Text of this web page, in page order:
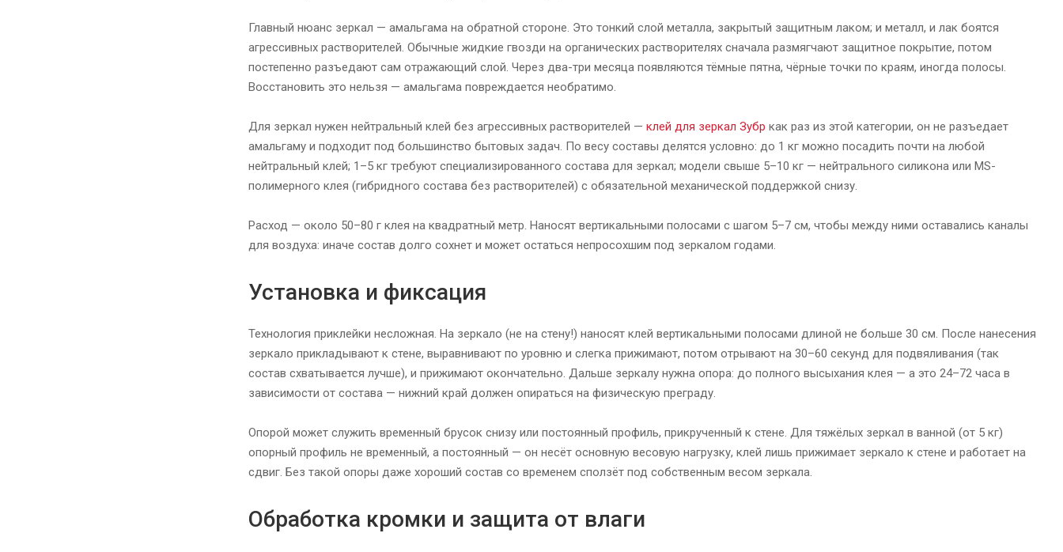
Главный нюанс зеркал — амальгама на обратной стороне. Это тонкий слой металла, закрытый защитным лаком; и металл, и лак боятся
агрессивных растворителей. Обычные жидкие гвозди на органических растворителях сначала размягчают защитное покрытие, потом
постепенно разъедают сам отражающий слой. Через два-три месяца появляются тёмные пятна, чёрные точки по краям, иногда полосы.
Восстановить это нельзя — амальгама повреждается необратимо.
Для зеркал нужен нейтральный клей без агрессивных растворителей — клей для зеркал Зубр как раз из этой категории, он не разъедает
амальгаму и подходит под большинство бытовых задач. По весу составы делятся условно: до 1 кг можно посадить почти на любой
нейтральный клей; 1–5 кг требуют специализированного состава для зеркал; модели свыше 5–10 кг — нейтрального силикона или MS-
полимерного клея (гибридного состава без растворителей) с обязательной механической поддержкой снизу.
Расход — около 50–80 г клея на квадратный метр. Наносят вертикальными полосами с шагом 5–7 см, чтобы между ними оставались каналы
для воздуха: иначе состав долго сохнет и может остаться непросохшим под зеркалом годами.
Установка и фиксация
Технология приклейки несложная. На зеркало (не на стену!) наносят клей вертикальными полосами длиной не больше 30 см. После нанесения
зеркало прикладывают к стене, выравнивают по уровню и слегка прижимают, потом отрывают на 30–60 секунд для подвяливания (так
состав схватывается лучше), и прижимают окончательно. Дальше зеркалу нужна опора: до полного высыхания клея — а это 24–72 часа в
зависимости от состава — нижний край должен опираться на физическую преграду.
Опорой может служить временный брусок снизу или постоянный профиль, прикрученный к стене. Для тяжёлых зеркал в ванной (от 5 кг)
опорный профиль не временный, а постоянный — он несёт основную весовую нагрузку, клей лишь прижимает зеркало к стене и работает на
сдвиг. Без такой опоры даже хороший состав со временем сползёт под собственным весом зеркала.
Обработка кромки и защита от влаги